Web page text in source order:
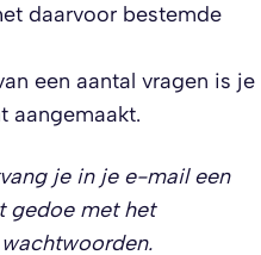
daarvoor bestemde
een aantal vragen is je
aangemaakt.
je in je e-mail een
gedoe met het